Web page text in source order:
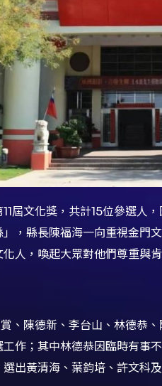
屆文化獎，共計15位參選人
，縣長陳福海一向重視金門
人，喚起大眾對他們尊重與
、陳德新、李台山、林德恭
作；其中林德恭因臨時有事
出黃清海、葉鈞培、許文科